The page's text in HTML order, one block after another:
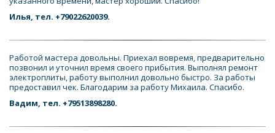
Илья, тел. +79022620039.
Работой мастера довольны. Приехал вовремя, предварительно
позвонил и уточнил время своего прибытия. Выполнял ремонт
электроплиты, работу выполнил довольно быстро. За работы
предоставил чек. Благодарим за работу Михаила. Спасибо.
Вадим, тел. +79513898280.